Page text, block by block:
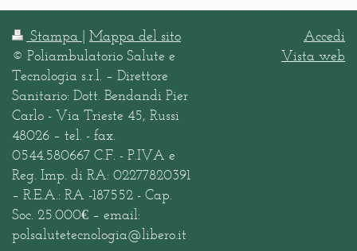
Stampa | Mappa del sito
© Poliambulatorio Salute e
Tecnologia s.r.l. – Direttore
Sanitario: Dott. Bendandi Pier
Carlo - Via Trieste 45, Russi
48026 – tel. - fax.
0544.580667 C.F. - P.IVA e
Reg. Imp. di RA: 02277820391
– R.E.A.: RA -187552 - Cap.
Soc. 25.000€ – email:
polsalutetecnologia@libero.it
Accedi
Vista web